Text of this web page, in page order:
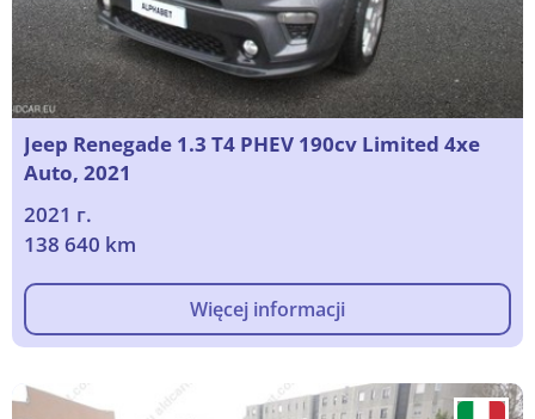
Jeep Renegade 1.3 T4 PHEV 190cv Limited 4xe
Auto, 2021
2021 г.
138 640 km
Więcej informacji